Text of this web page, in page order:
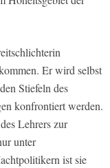
Er wird selbst
Stiefeln des
konfrontiert werden.
Lehrers zur
unter
ist sie